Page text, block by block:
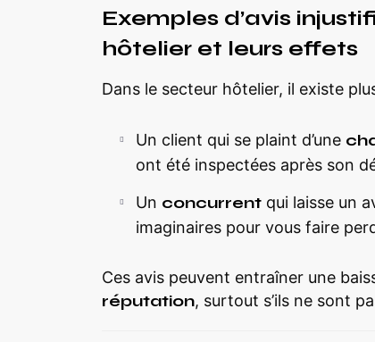
Exemples d’avis
hôtelier et leurs effets
Dans le secteur hôtelier, il existe
Un client qui se plaint d’une
ont été inspectées après son
Un concurrent qui laisse un
imaginaires pour vous faire
Ces avis peuvent entraîner une
réputation, surtout s’ils ne sont